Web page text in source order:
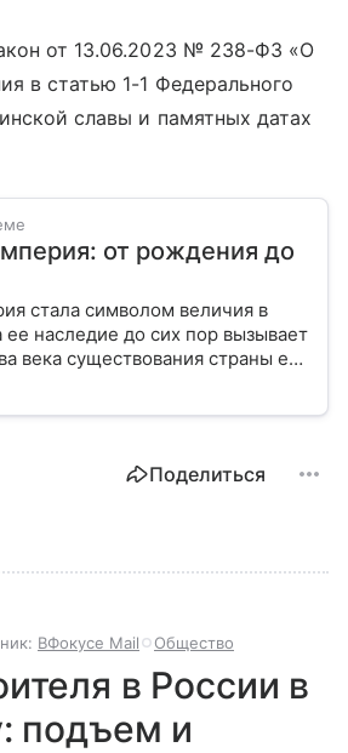
от 13.06.2023 № 238-ФЗ «О
в статью 1-1 Федерального
славы и памятных датах
от рождения до
стала символом величия в
ее наследие до сих пор вызывает
века существования страны ее
с 15 миллионов квадратных
в мире. С ее мощью были
приращивали за счет
Более того, огромные
в нее добровольно, а не путем
в начале XIX века в состав
добровольно вошли Грузия и
добровольному шерту были
Поделиться
ВФокусе Mail Общество
в России в
подъем и